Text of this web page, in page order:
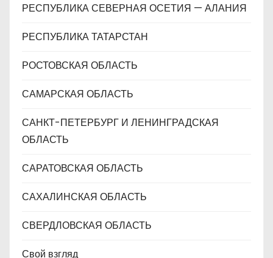
РЕСПУБЛИКА СЕВЕРНАЯ ОСЕТИЯ — АЛАНИЯ
РЕСПУБЛИКА ТАТАРСТАН
РОСТОВСКАЯ ОБЛАСТЬ
САМАРСКАЯ ОБЛАСТЬ
САНКТ-ПЕТЕРБУРГ И ЛЕНИНГРАДСКАЯ
ОБЛАСТЬ
САРАТОВСКАЯ ОБЛАСТЬ
САХАЛИНСКАЯ ОБЛАСТЬ
СВЕРДЛОВСКАЯ ОБЛАСТЬ
Свой взгляд